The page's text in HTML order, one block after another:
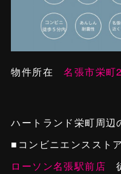
物件所在名張市栄町
ハートランド栄町周辺
■コンビニエンスストア
ローソン名張駅前店